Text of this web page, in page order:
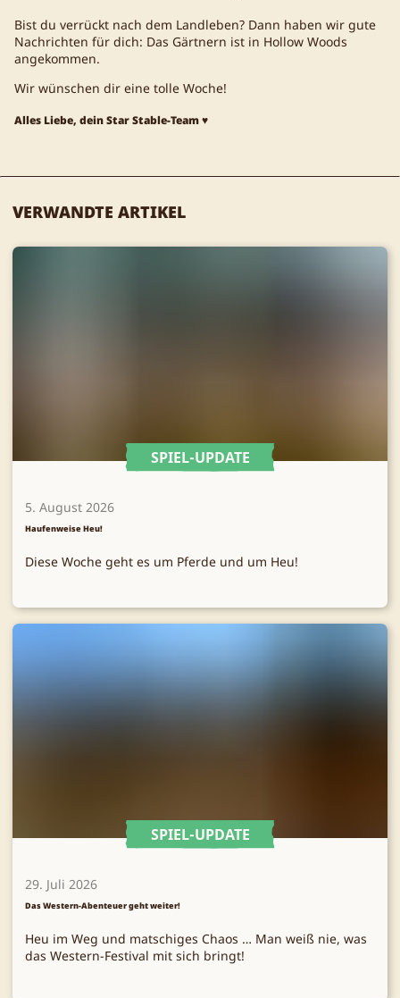
Bist du verrückt nach dem Landleben? Dann haben wir gute
Nachrichten für dich: Das Gärtnern ist in Hollow Woods
angekommen.
Wir wünschen dir eine tolle Woche!
Alles Liebe, dein Star Stable-Team ♥
VERWANDTE ARTIKEL
SPIEL-UPDATE
5. August 2026
Haufenweise Heu!
Diese Woche geht es um Pferde und um Heu!
SPIEL-UPDATE
29. Juli 2026
Das Western-Abenteuer geht weiter!
Heu im Weg und matschiges Chaos … Man weiß nie, was
das Western-Festival mit sich bringt!